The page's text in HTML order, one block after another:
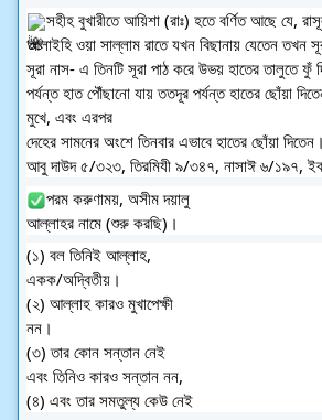
সহীহ বুখারীতে আয়িশা (রাঃ) হতে বর্ণিত আছে যে,
আলাইহি ওয়া সাল্লাম রাতে যখন বিছানায় যেতেন তখন
সূরা নাস- এ তিনটি সূরা পাঠ করে উভয় হাতের তালুতে ফুঁ
পর্যন্ত হাত পৌঁছানো যায় ততদূর পর্যন্ত হাতের ছোঁয়া
মুখে, এবং এরপর
দেহের সামনের অংশে তিনবার এভাবে হাতের ছোঁয়া
আবু দাউদ ৫/৩২৩, তিরমিযী ৯/৩৪৭, নাসাঈ ৬/১৯৭,
পরম করুণাময়, অসীম দয়ালু
আল্লাহর নামে (শুরু করছি)।
(১) বল তিনিই আল্লাহ,
একক/অদ্বিতীয়।
(২) আল্লাহ কারও মুখাপেক্ষী
নন।
(৩) তার কোন সন্তান নেই
এবং তিনিও কারও সন্তান নন,
(৪) এবং তার সমতুল্য কেউ নেই